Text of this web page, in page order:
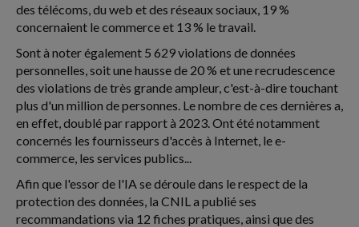
des télécoms, du web et des réseaux sociaux, 19 %
concernaient le commerce et 13 % le travail.
Sont à noter également 5 629 violations de données
personnelles, soit une hausse de 20 % et une recrudescence
des violations de très grande ampleur, c'est-à-dire touchant
plus d'un million de personnes. Le nombre de ces dernières a,
en effet, doublé par rapport à 2023. Ont été notamment
concernés les fournisseurs d'accès à Internet, le e-
commerce, les services publics...
Afin que l'essor de l'IA se déroule dans le respect de la
protection des données, la CNIL a publié ses
recommandations via 12 fiches pratiques, ainsi que des